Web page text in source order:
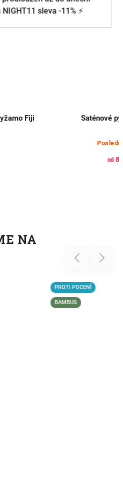
sleva -11% ⚡
Fiji Saténové
od
NA
Previous
PROTI POCENÍ
BAMBUS
Next